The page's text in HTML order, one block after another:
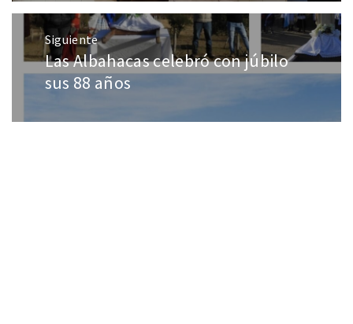
Siguiente
Las Albahacas celebró con júbilo
sus 88 años